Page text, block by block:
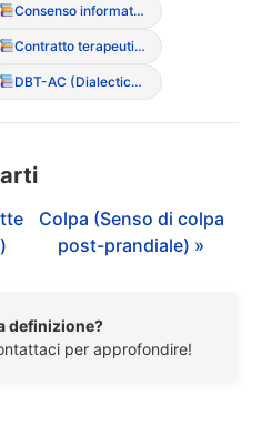
Consenso informato (particolarit? nei minori)
Contratto terapeutico
DBT-AC (Dialectical Behavior Therapy per adolescenti)
Colpa (Senso di colpa
post-prandiale) »
definizione?
per approfondire!